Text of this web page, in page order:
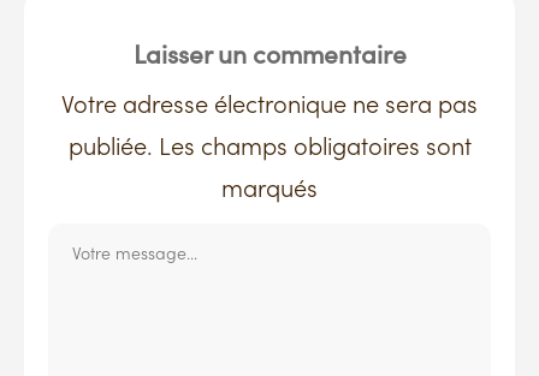
Laisser un commentaire
Votre adresse électronique ne sera pas
publiée. Les champs obligatoires sont
marqués